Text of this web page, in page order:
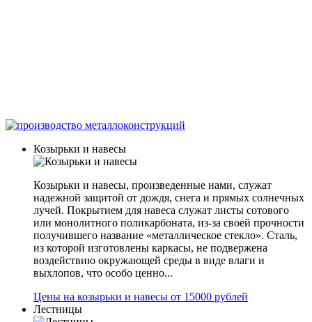
Козырьки и навесы
Козырьки и навесы, произведенные нами, служат
надежной защитой от дождя, снега и прямых солнечных
лучей. Покрытием для навеса служат листы сотового
или монолитного поликарбоната, из-за своей прочности
получившего название «металлическое стекло». Сталь,
из которой изготовлены каркасы, не подвержена
воздействию окружающей среды в виде влаги и
выхлопов, что особо ценно...
Цены на козырьки и навесы от 15000 рублей
Лестницы